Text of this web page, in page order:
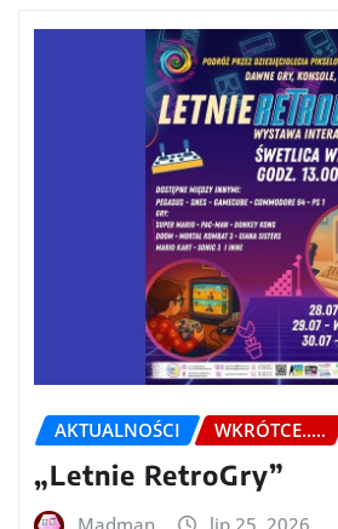
AKTUALNOŚCI WKRÓTCE.....
„Letnie RetroGry”
Madman lip 25, 2026